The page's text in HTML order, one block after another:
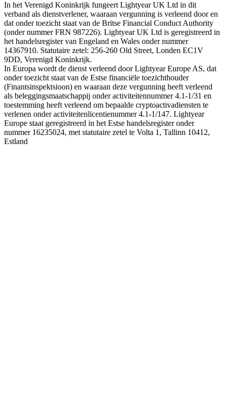
In het Verenigd Koninkrijk fungeert Lightyear UK Ltd in dit
verband als dienstverlener, waaraan vergunning is verleend door en
dat onder toezicht staat van de Britse Financial Conduct Authority
(onder nummer FRN 987226). Lightyear UK Ltd is geregistreerd in
het handelsregister van Engeland en Wales onder nummer
14367910. Statutaire zetel: 256-260 Old Street, Londen EC1V
9DD, Verenigd Koninkrijk.
In Europa wordt de dienst verleend door Lightyear Europe AS, dat
onder toezicht staat van de Estse financiële toezichthouder
(Finantsinspektsioon) en waaraan deze vergunning heeft verleend
als beleggingsmaatschappij onder activiteitennummer 4.1-1/31 en
toestemming heeft verleend om bepaalde cryptoactivadiensten te
verlenen onder activiteitenlicentienummer 4.1-1/147. Lightyear
Europe staat geregistreerd in het Estse handelsregister onder
nummer 16235024, met statutaire zetel te Volta 1, Tallinn 10412,
Estland